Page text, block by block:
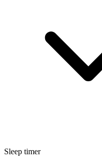
Sleep timer